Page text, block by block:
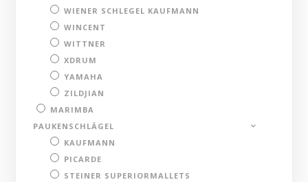
WIENER SCHLEGEL KAUFMANN
WINCENT
WITTNER
XDRUM
YAMAHA
ZILDJIAN
MARIMBA
PAUKENSCHLÄGEL
KAUFMANN
PICARDE
STEINER SUPERIORMALLETS